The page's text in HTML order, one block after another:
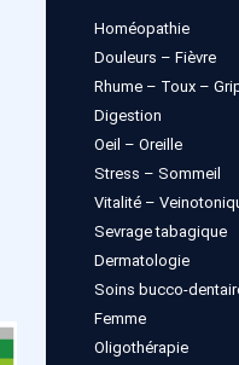
Homéopathie
Douleurs – Fièvre
Rhume – Toux –
Digestion
Oeil – Oreille
Stress – Sommeil
Vitalité –
Sevrage tabagique
Dermatologie
Soins bucco-
Femme
Oligothérapie